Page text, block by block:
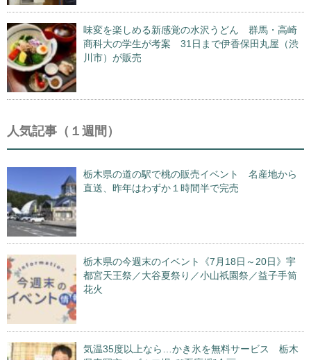
味変を楽しめる新感覚の水沢うどん 群馬・高崎
商科大の学生が考案 31日まで伊香保田丸屋（渋
川市）が販売
人気記事（１週間）
栃木県の道の駅で桃の販売イベント 名産地から
直送、昨年はわずか１時間半で完売
栃木県の今週末のイベント《7月18日～20日》宇
都宮天王祭／大谷夏祭り／小山祇園祭／益子手筒
花火
気温35度以上なら…かき氷を無料サービス 栃木